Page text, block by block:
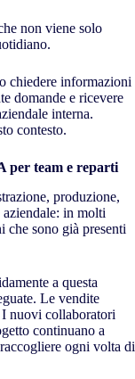
non viene solo
chiedere informazioni
domande e ricevere
interna.
contesto.
per team e reparti
produzione,
aziendale: in molti
che sono già presenti
a questa
Le vendite
nuovi collaboratori
continuano a
ogni volta di